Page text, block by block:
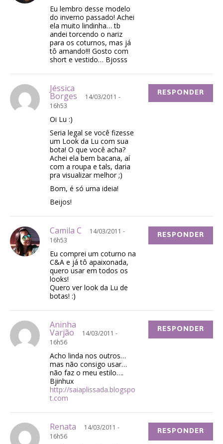
Eu lembro desse modelo
do inverno passado! Achei
ela muito lindinha… tb
andei torcendo o nariz
para os coturnos, mas já
tô amando!!! Gosto com
short e vestido… Bjosss
Jéssica
Borges
14/03/2011 -
16h53
Oi Lu :)
Seria legal se você fizesse
um Look da Lu com sua
bota! O que você acha?
Achei ela bem bacana, aí
com a roupa e tals, daria
pra visualizar melhor ;)
Bom, é só uma ideia!
Beijos!
RESPONDER
Camila C
14/03/2011 -
16h53
Eu comprei um coturno na
C&A e já tô apaixonada,
quero usar em todos os
looks!
Quero ver look da Lu de
botas! :)
RESPONDER
Aninha
Varjão
14/03/2011 -
16h56
Acho linda nos outros…
mas não consigo usar…
não faz o meu estilo….
Bjinhux
http://saiaplissada.blogspo
t.com
RESPONDER
Renata
14/03/2011 -
16h56
RESPONDER